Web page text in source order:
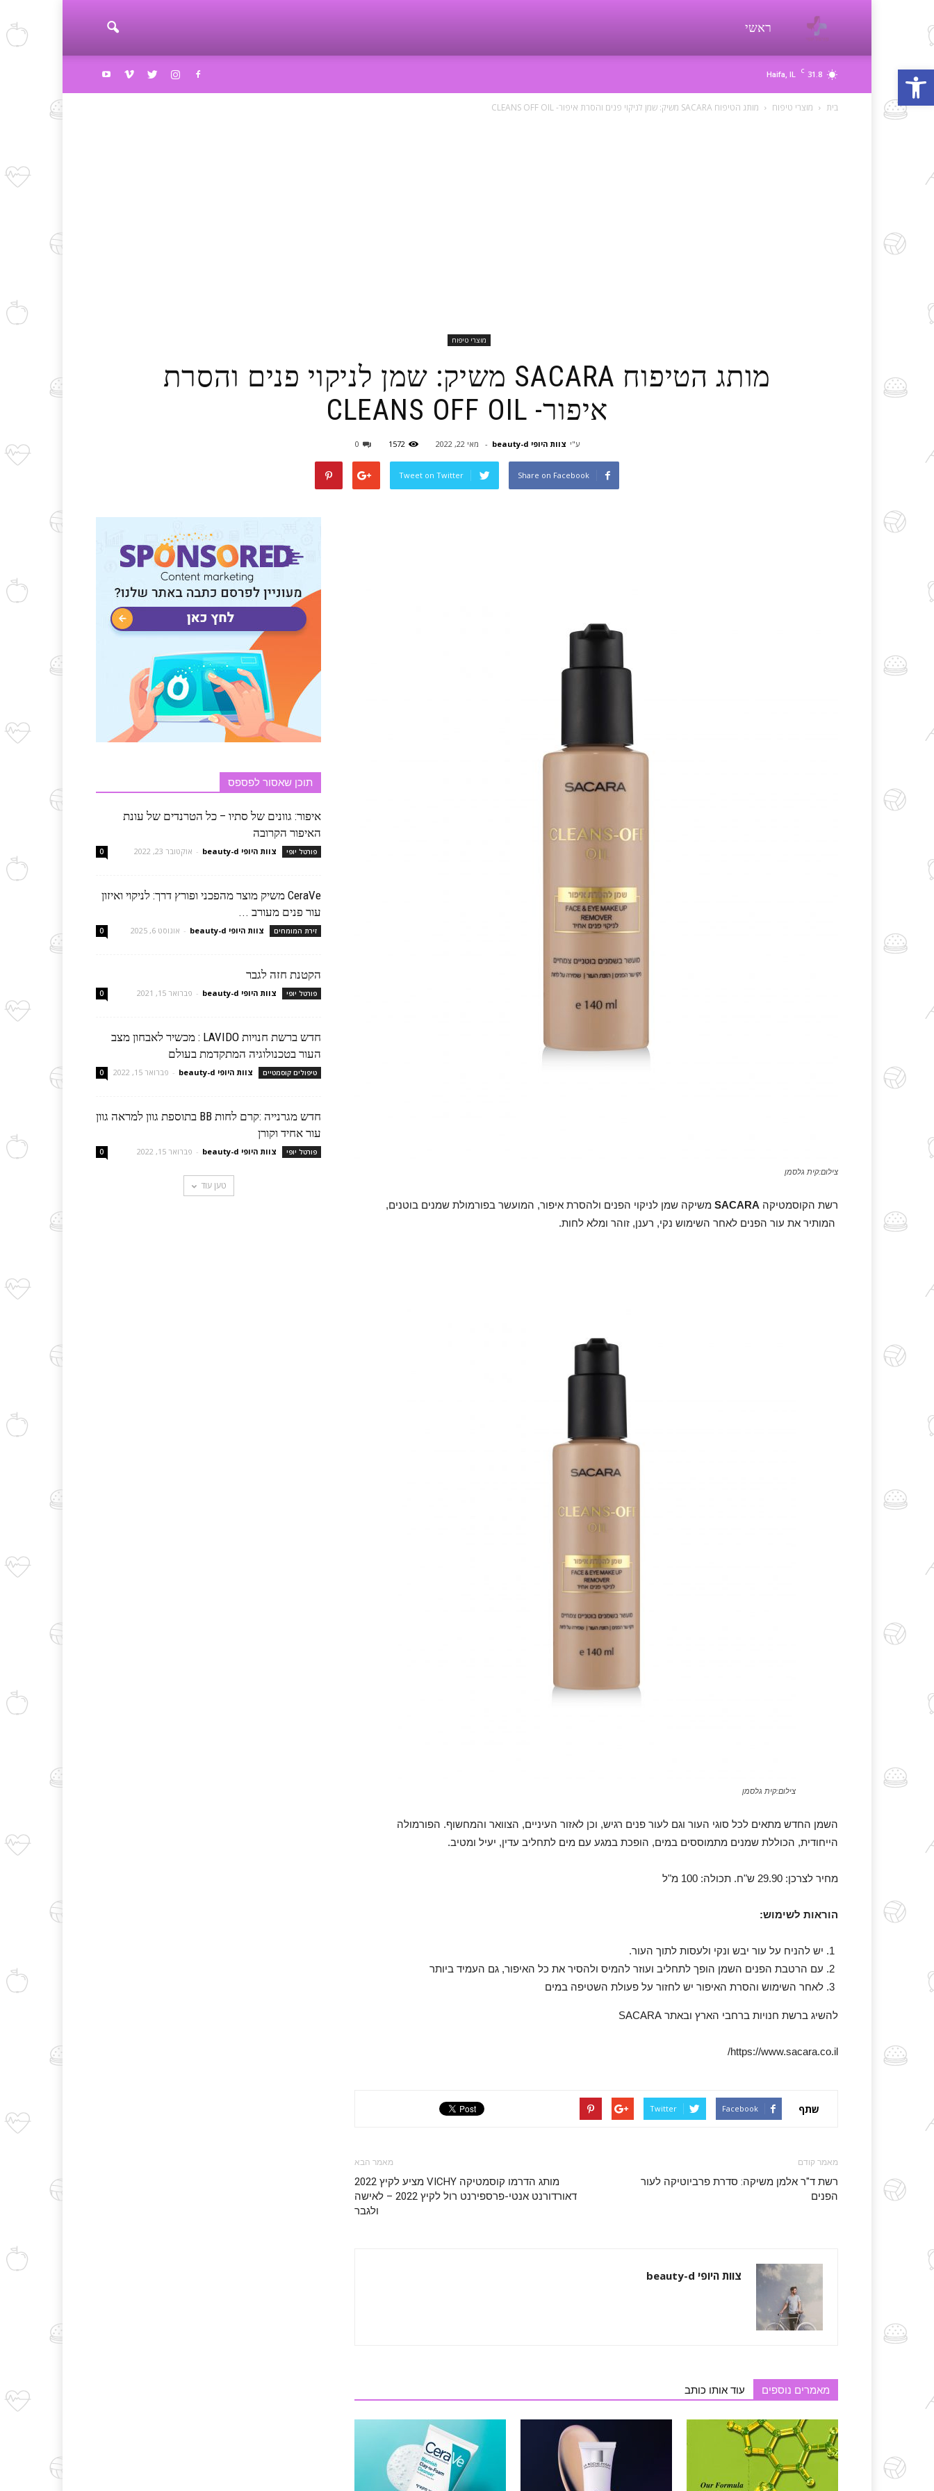
פתח סרגל נגישות
פורטל
ראשי
31.8
C
Haifa, IL
בית מוצרי טיפוח מותג הטיפוח SACARA משיק: שמן לניקוי פנים והסרת איפור- CLEANS OFF OIL
מוצרי טיפוח
מותג הטיפוח SACARA משיק: שמן לניקוי פנים והסרת
איפור- CLEANS OFF OIL
ע"י צוות היופי beauty-d - מאי 22, 2022 1572
0
Share on Facebook
Tweet on Twitter
צילום:קית גלסמן
רשת הקוסמטיקה
משיקה שמן לניקוי הפנים ולהסרת איפור, המועשר בפורמולת שמנים בוטנים,
המותיר את עור הפנים לאחר השימוש נקי, רענן, זוהר ומלא לחות.
צילום:קית גלסמן
השמן החדש מתאים לכל סוגי העור וגם לעור פנים רגיש, וכן לאזור העיניים, הצוואר והמחשוף. הפורמולה
הייחודית, הכוללת שמנים מתמוססים במים, הופכת במגע עם מים לתחליב עדין, יעיל ומטיב.
מחיר לצרכן: 29.90 ש"ח. תכולה: 100 מ"ל
הוראות לשימוש:
יש להניח על עור יבש ונקי ולעסות לתוך העור.
עם הרטבת הפנים השמן הופך לתחליב ועוזר להמיס ולהסיר את כל האיפור, גם העמיד ביותר
לאחר השימוש והסרת האיפור יש לחזור על פעולת השטיפה במים
להשיג ברשת חנויות ברחבי הארץ ובאתר SACARA
https://www.sacara.co.il/
שתף Facebook
Twitter
מאמר קודם
רשת ד"ר אלמן משיקה: סדרת פרביוטיקה לעור
הפנים
מאמר הבא
מותג הדרמו קוסמטיקה VICHY מציע לקיץ 2022
דאורדורנט אנטי-פרספירנט רול לקיץ 2022 – לאישה
ולגבר
צוות היופי beauty-d
מאמרים נוספים עוד אותו כותב
תוכן שאסור לפספס
איפור: גוונים של סתיו – כל הטרנדים של עונת
האיפור הקרובה
פורטל יופי צוות היופי beauty-d - אוקטובר 23, 2022 0
CeraVe משיק מוצר מהפכני ופורץ דרך: לניקוי ואיזון
עור פנים מעורב ...
זירת המומחים צוות היופי beauty-d - אוגוסט 6, 2025 0
הקטנת חזה לגבר
פורטל יופי צוות היופי beauty-d - פברואר 15, 2021 0
חדש ברשת חנויות LAVIDO : מכשיר לאבחון מצב
העור בטכנולוגיה המתקדמת בעולם
טיפולים קוסמטיים צוות היופי beauty-d - פברואר 15, 2022 0
חדש מגרנייה :קרם לחות BB בתוספת גוון למראה גוון
עור אחיד וקורן
פורטל יופי צוות היופי beauty-d - פברואר 15, 2022 0
טען עוד